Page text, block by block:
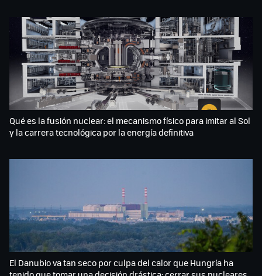
Qué es la fusión nuclear: el mecanismo físico para imitar al Sol
y la carrera tecnológica por la energía definitiva
El Danubio va tan seco por culpa del calor que Hungría ha